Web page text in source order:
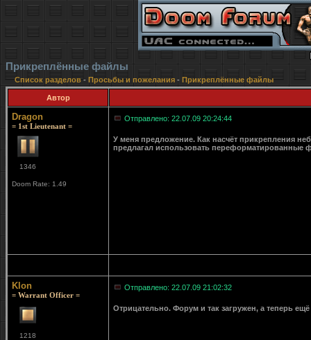
Прикреплённые файлы
Список разделов- Просьбы и пожелания - Прикреплённые файлы
Автор
Dragon
= 1st Lieutenant =
1346
Doom Rate: 1.49
Отправлено: 22.07.09 20:24:44
У меня предложение. Как насчёт прикрепления
предлагал использовать переформатированные
Klon
= Warrant Officer =
1218
Отправлено: 22.07.09 21:02:32
Отрицательно. Форум и так загружен, а теперь ещё